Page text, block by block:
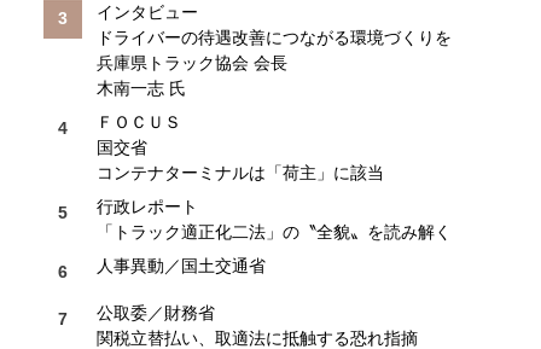
インタビュー
ドライバーの待遇改善につながる環境づくりを
兵庫県トラック協会 会長
木南一志 氏
ＦＯＣＵＳ
国交省
コンテナターミナルは「荷主」に該当
行政レポート
「トラック適正化二法」の〝全貌〟を読み解く
人事異動／国土交通省
公取委／財務省
関税立替払い、取適法に抵触する恐れ指摘